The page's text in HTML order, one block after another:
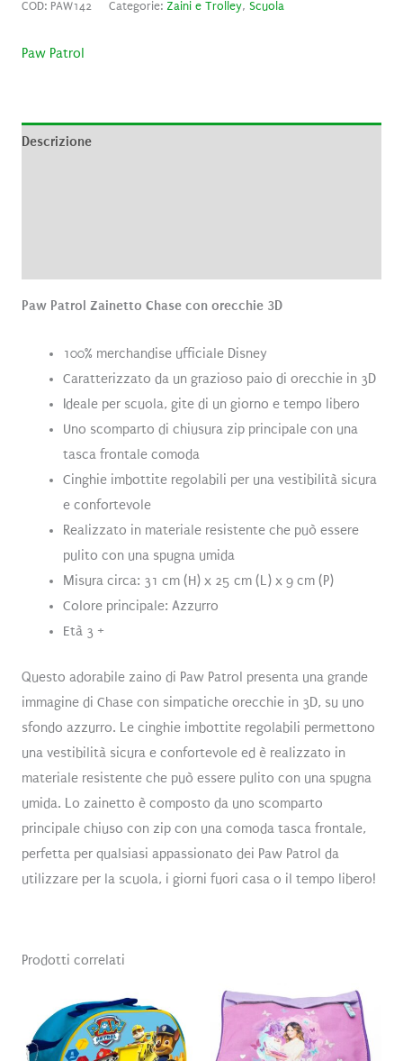
COD: PAW142 Categorie: Zaini e Trolley, Scuola
Paw Patrol
Descrizione
Paw Patrol Zainetto Chase con orecchie 3D
100% merchandise ufficiale Disney
Caratterizzato da un grazioso paio di orecchie in 3D
Ideale per scuola, gite di un giorno e tempo libero
Uno scomparto di chiusura zip principale con una
tasca frontale comoda
Cinghie imbottite regolabili per una vestibilità sicura
e confortevole
Realizzato in materiale resistente che può essere
pulito con una spugna umida
Misura circa: 31 cm (H) x 25 cm (L) x 9 cm (P)
Colore principale: Azzurro
Età 3 +
Questo adorabile zaino di Paw Patrol presenta una grande
immagine di Chase con simpatiche orecchie in 3D, su uno
sfondo azzurro. Le cinghie imbottite regolabili permettono
una vestibilità sicura e confortevole ed è realizzato in
materiale resistente che può essere pulito con una spugna
umida. Lo zainetto è composto da uno scomparto
principale chiuso con zip con una comoda tasca frontale,
perfetta per qualsiasi appassionato dei Paw Patrol da
utilizzare per la scuola, i giorni fuori casa o il tempo libero!
Prodotti correlati